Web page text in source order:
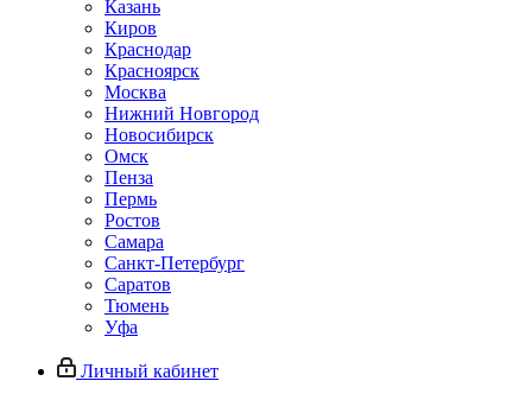
Казань
Киров
Краснодар
Красноярск
Москва
Нижний Новгород
Новосибирск
Омск
Пенза
Пермь
Ростов
Самара
Санкт-Петербург
Саратов
Тюмень
Уфа
Личный кабинет